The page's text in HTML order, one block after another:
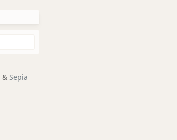
& Sepia